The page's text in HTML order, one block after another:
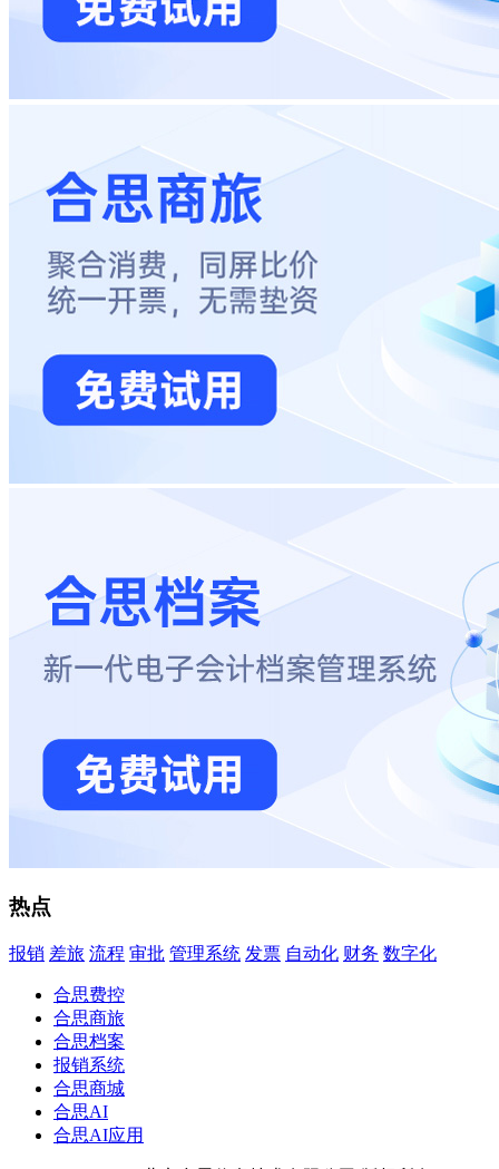
热点
报销 差旅 流程 审批 管理系统 发票 自动化 财务 数字化
合思费控
合思商旅
合思档案
报销系统
合思商城
合思AI
合思AI应用